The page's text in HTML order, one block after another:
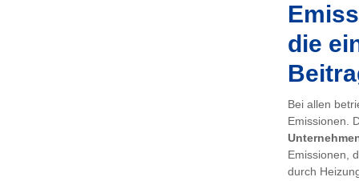
die
Bei allen
Emissionen.
Emissionen,
durch